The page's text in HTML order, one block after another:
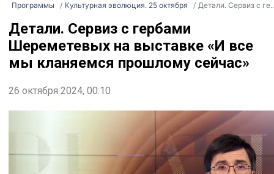
Программы Культурная эволюция. 25 октября Детали. Сервиз с гербами Шереметевых на выставке «И все мы кланяемся прошлому сейчас»
Детали. Сервиз с гербами
Шереметевых на выставке «И все
мы кланяемся прошлому сейчас»
26 октября 2024, 00:10